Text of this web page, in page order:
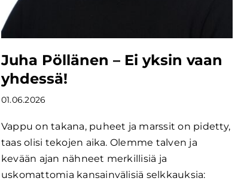
Juha Pöllänen – Ei yksin vaan
yhdessä!
01.06.2026
Vappu on takana, puheet ja marssit on pidetty,
taas olisi tekojen aika. Olemme talven ja
kevään ajan nähneet merkillisiä ja
uskomattomia kansainvälisiä selkkauksia: